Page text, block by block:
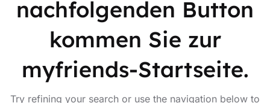
nachfolgenden Button
kommen Sie zur
myfriends-Startseite.
Try refining your search or use the navigation below to